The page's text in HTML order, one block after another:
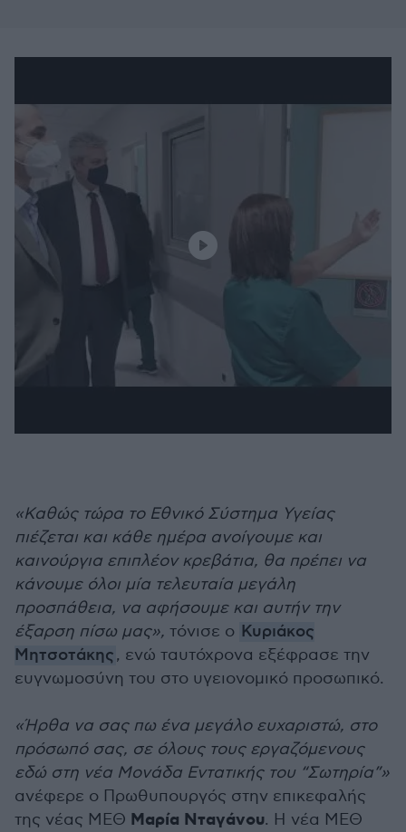
«Καθώς τώρα το Εθνικό Σύστημα Υγείας
πιέζεται και κάθε ημέρα ανοίγουμε και
καινούργια επιπλέον κρεβάτια, θα πρέπει να
κάνουμε όλοι μία τελευταία μεγάλη
προσπάθεια, να αφήσουμε και αυτήν την
έξαρση πίσω μας», τόνισε ο Κυριάκος
Μητσοτάκης, ενώ ταυτόχρονα εξέφρασε την
ευγνωμοσύνη του στο υγειονομικό προσωπικό.
«Ήρθα να σας πω ένα μεγάλο ευχαριστώ, στο
πρόσωπό σας, σε όλους τους εργαζόμενους
εδώ στη νέα Μονάδα Εντατικής του “Σωτηρία”»
ανέφερε ο Πρωθυπουργός στην επικεφαλής
της νέας ΜΕΘ Μαρία Νταγάνου. Η νέα ΜΕΘ